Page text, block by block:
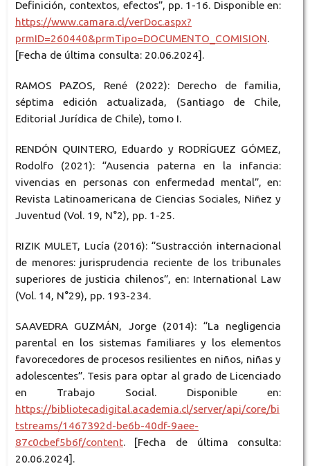
Definición, contextos, efectos”, pp. 1-16. Disponible en:
https://www.camara.cl/verDoc.aspx?
prmID=260440&prmTipo=DOCUMENTO_COMISION.
[Fecha de última consulta: 20.06.2024].
RAMOS PAZOS, René (2022): Derecho de familia,
séptima edición actualizada, (Santiago de Chile,
Editorial Jurídica de Chile), tomo I.
RENDÓN QUINTERO, Eduardo y RODRÍGUEZ GÓMEZ,
Rodolfo (2021): “Ausencia paterna en la infancia:
vivencias en personas con enfermedad mental”, en:
Revista Latinoamericana de Ciencias Sociales, Niñez y
Juventud (Vol. 19, N°2), pp. 1-25.
RIZIK MULET, Lucía (2016): “Sustracción internacional
de menores: jurisprudencia reciente de los tribunales
superiores de justicia chilenos”, en: International Law
(Vol. 14, N°29), pp. 193-234.
SAAVEDRA GUZMÁN, Jorge (2014): “La negligencia
parental en los sistemas familiares y los elementos
favorecedores de procesos resilientes en niños, niñas y
adolescentes”. Tesis para optar al grado de Licenciado
en Trabajo Social. Disponible en:
https://bibliotecadigital.academia.cl/server/api/core/bi
tstreams/1467392d-be6b-40df-9aee-
87c0cbef5b6f/content. [Fecha de última consulta:
20.06.2024].